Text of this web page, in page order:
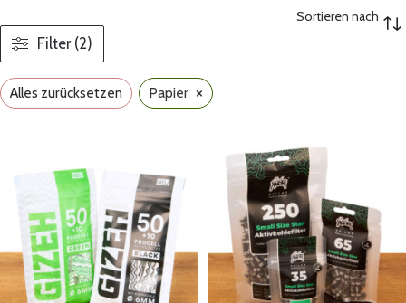
Filter (2)
Sortieren nach
Alles zurücksetzen Papier ×